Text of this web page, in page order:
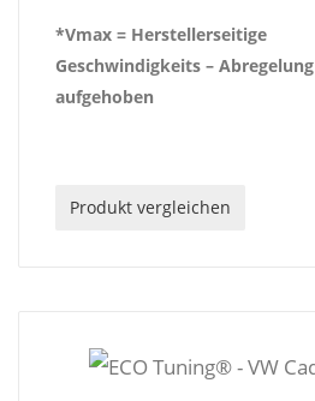
*Vmax = Herstellerseitige
Geschwindigkeits – Abregelung
aufgehoben
Produkt vergleichen